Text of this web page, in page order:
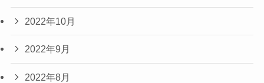
2022年10月
2022年9月
2022年8月